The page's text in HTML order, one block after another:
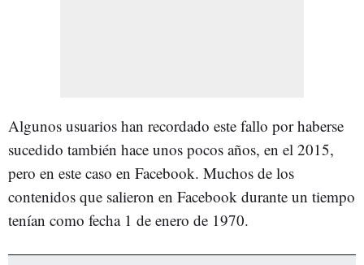
Algunos usuarios han recordado este fallo por haberse
sucedido también hace unos pocos años, en el 2015,
pero en este caso en Facebook. Muchos de los
contenidos que salieron en Facebook durante un tiempo
tenían como fecha 1 de enero de 1970.